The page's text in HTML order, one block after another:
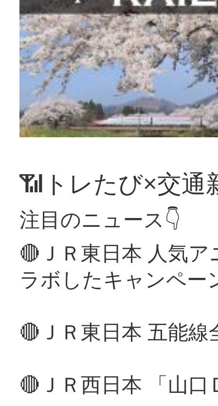
📶トレたび×交通
注目のニュース👇
🔴ＪＲ東日本 人気
ラボしたキャンペー
🔴ＪＲ東日本 五能
🔴ＪＲ西日本 「山